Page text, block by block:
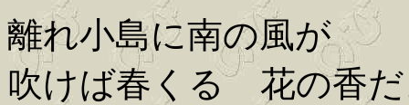
離れ小島に南の風が
吹けば春くる 花の香